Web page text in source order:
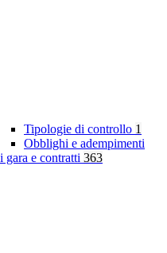
Tipologie di controllo 1
Obblighi e adempimenti
gara e contratti 363